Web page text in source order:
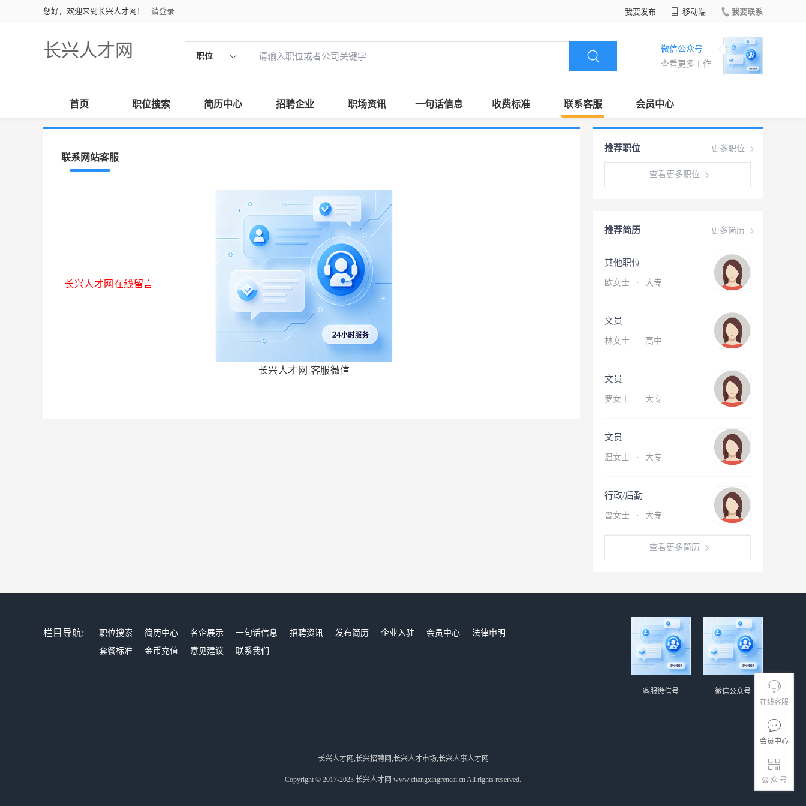
您好，欢迎来到长兴人才网！ 请登录 我要发布 移动端 我要联系
长兴人才网 职位
微信公众号
查看更多工作
首页 职位搜索 简历中心 招聘企业 职场资讯 一句话信息 收费标准 联系客服 会员中心
在线客服
会员中心
公 众 号
联系网站客服
长兴人才网在线留言
长兴人才网 客服微信
更多职位
推荐职位
查看更多职位
更多简历
推荐简历
其他职位
欧女士 · 大专
文员
林女士 · 高中
文员
罗女士 · 大专
文员
温女士 · 大专
行政/后勤
曾女士 · 大专
查看更多简历
栏目导航: 职位搜索 简历中心 名企展示 一句话信息 招聘资讯 发布简历 企业入驻 会员中心
法律申明
套餐标准
金币充值 意见建议 联系我们
微信公众号
客服微信号
长兴人才网,长兴招聘网,长兴人才市场,长兴人事人才网
Copyright © 2017-2023 长兴人才网 www.changxingrencai.cn All rights reserved.